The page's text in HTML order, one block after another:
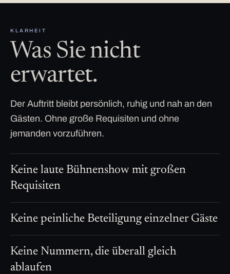
KLARHEIT
Was Sie nicht
erwartet.
Der Auftritt bleibt persönlich, ruhig und nah an den
Gästen. Ohne große Requisiten und ohne
jemanden vorzuführen.
Keine laute Bühnenshow mit großen
Requisiten
Keine peinliche Beteiligung einzelner Gäste
Keine Nummern, die überall gleich
ablaufen